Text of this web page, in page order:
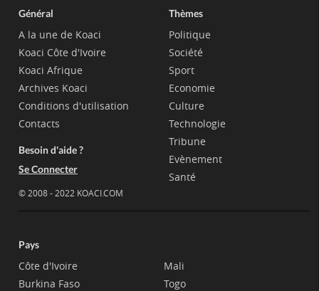
Général
A la une de Koaci
Koaci Côte d'Ivoire
Koaci Afrique
Archives Koaci
Conditions d'utilisation
Contacts
Besoin d'aide ?
Se Connecter
© 2008 - 2022 KOACI.COM
Thèmes
Politique
Société
Sport
Economie
Culture
Technologie
Tribune
Evènement
Santé
Pays
Côte d'Ivoire
Burkina Faso
Mali
Togo